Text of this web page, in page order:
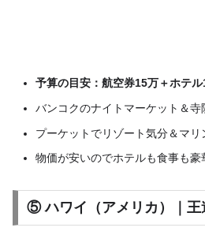
予算の目安：航空券15万＋ホテ
バンコクのナイトマーケット＆寺
プーケットでリゾート気分＆マリ
物価が安いのでホテルも食事も豪
⑤ ハワイ（アメリカ）｜王